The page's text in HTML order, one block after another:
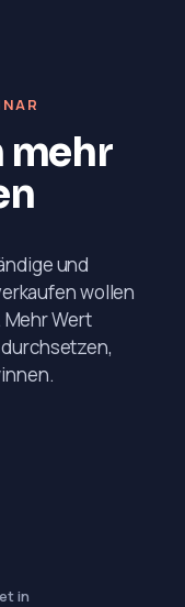
und
wollen
Mehr Wert
in